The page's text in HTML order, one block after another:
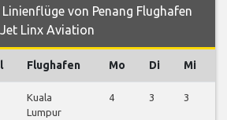
von Penang Flughafen
Linx Aviation
Flughafen Mo Di Mi
Kuala
Lumpur
4 3 3